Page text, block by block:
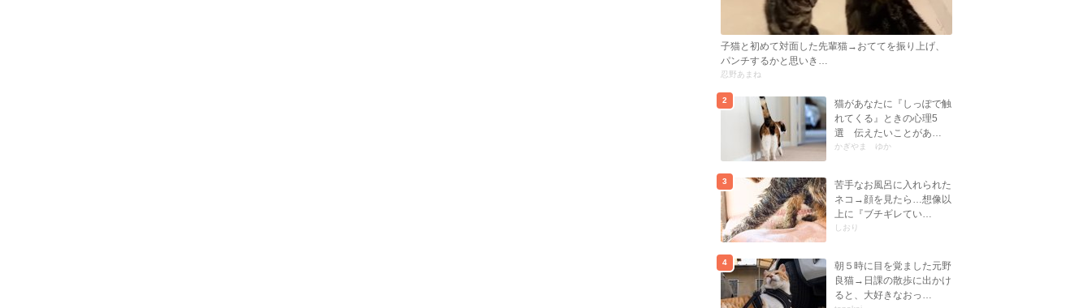
子猫と初めて対面した先輩猫→おててを振り上げ、
パンチするかと思いき…
忍野あまね
2
猫があなたに『しっぽで触
れてくる』ときの心理5
選 伝えたいことがあ…
かぎやま ゆか
3
苦手なお風呂に入れられた
ネコ→顔を見たら…想像以
上に『ブチギレてい…
しおり
4
朝５時に目を覚ました元野
良猫→日課の散歩に出かけ
ると、大好きなおっ…